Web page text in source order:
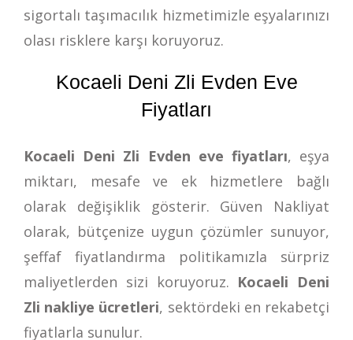
sigortalı taşımacılık hizmetimizle eşyalarınızı
olası risklere karşı koruyoruz.
Kocaeli Deni Zli Evden Eve
Fiyatları
Kocaeli Deni Zli Evden eve fiyatları, eşya
miktarı, mesafe ve ek hizmetlere bağlı
olarak değişiklik gösterir. Güven Nakliyat
olarak, bütçenize uygun çözümler sunuyor,
şeffaf fiyatlandırma politikamızla sürpriz
maliyetlerden sizi koruyoruz. Kocaeli Deni
Zli nakliye ücretleri, sektördeki en rekabetçi
fiyatlarla sunulur.